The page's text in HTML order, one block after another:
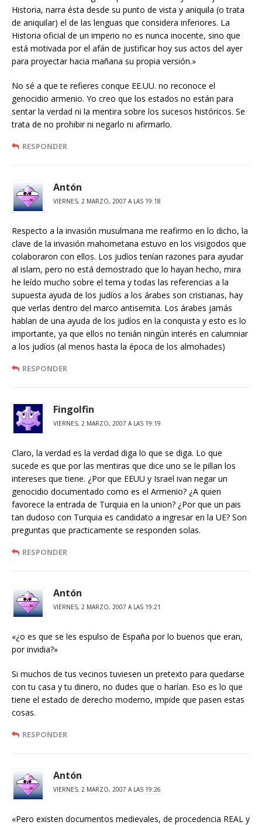
Historia, narra ésta desde su punto de vista y aniquila (o trata
de aniquilar) el de las lenguas que considera inferiores. La
Historia oficial de un imperio no es nunca inocente, sino que
está motivada por el afán de justificar hoy sus actos del ayer
para proyectar hacia mañana su propia versión.»
No sé a que te refieres conque EE.UU. no reconoce el
genocidio armenio. Yo creo que los estados no están para
sentar la verdad ni la mentira sobre los sucesos históricos. Se
trata de no prohibir ni negarlo ni afirmarlo.
RESPONDER
Antón
VIERNES, 2 MARZO, 2007 A LAS 19:18
Respecto a la invasión musulmana me reafirmo en lo dicho, la
clave de la invasión mahometana estuvo en los visigodos que
colaboraron con ellos. Los judíos tenían razones para ayudar
al islam, pero no está demostrado que lo hayan hecho, mira
he leído mucho sobre el tema y todas las referencias a la
supuesta ayuda de los judíos a los árabes son cristianas, hay
que verlas dentro del marco antisemita. Los árabes jamás
hablan de una ayuda de los judíos en la conquista y esto es lo
importante, ya que ellos no tenián ningún interés en calumniar
a los judíos (al menos hasta la época de los almohades)
RESPONDER
Fingolfin
VIERNES, 2 MARZO, 2007 A LAS 19:19
Claro, la verdad es la verdad diga lo que se diga. Lo que
sucede es que por las mentiras que dice uno se le pillan los
intereses que tiene. ¿Por que EEUU y Israel ivan negar un
genocidio documentado como es el Armenio? ¿A quien
favorece la entrada de Turquia en la union? ¿Por que un pais
tan dudoso con Turquia es candidato a ingresar en la UE? Son
preguntas que practicamente se responden solas.
RESPONDER
Antón
VIERNES, 2 MARZO, 2007 A LAS 19:21
«¿o es que se les espulso de España por lo buenos que eran,
por invidia?»
Si muchos de tus vecinos tuviesen un pretexto para quedarse
con tu casa y tu dinero, no dudes que o harían. Eso es lo que
tiene el estado de derecho moderno, impide que pasen estas
cosas.
RESPONDER
Antón
VIERNES, 2 MARZO, 2007 A LAS 19:26
«Pero existen documentos medievales, de procedencia REAL y